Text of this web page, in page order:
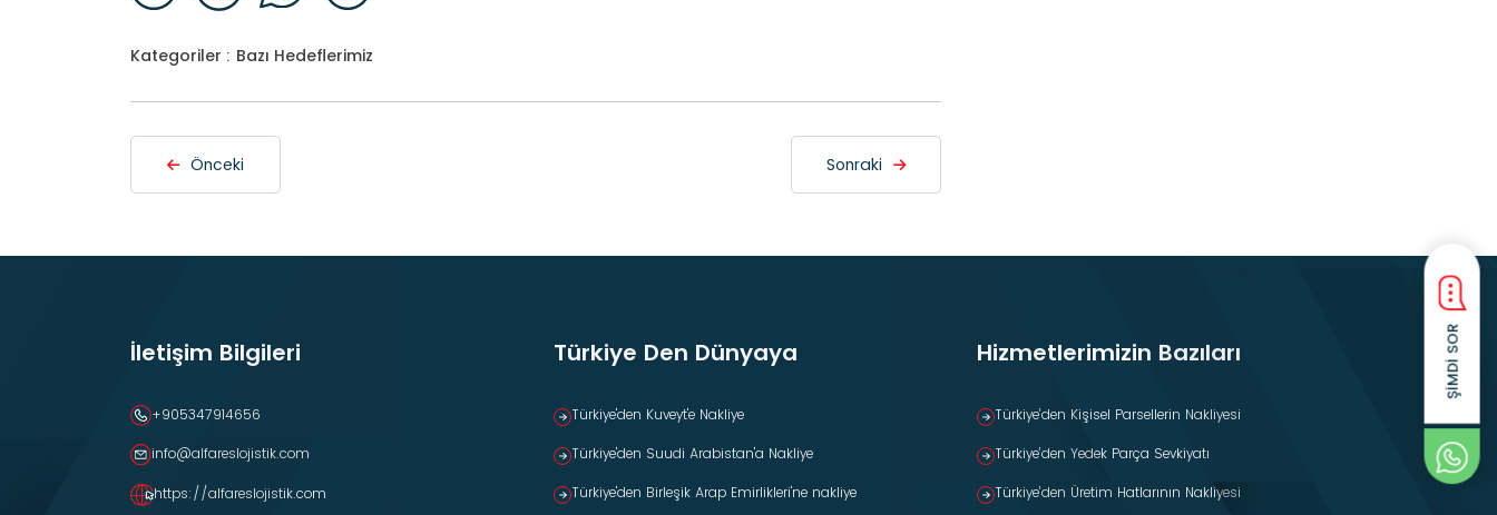
Kategoriler : Bazı Hedeflerimiz
Önceki Sonraki
İletişim Bilgileri
+905347914656
info@alfareslojistik.com
https://alfareslojistik.com
Türkiye Den Dünyaya
Türkiye'den Kuveyt'e Nakliye
Türkiye'den Suudi Arabistan'a Nakliye
Türkiye'den Birleşik Arap Emirlikleri'ne nakliye
Hizmetlerimizin Bazıları
Türkiye’den Kişisel Parsellerin Nakliyesi
Türkiye’den Yedek Parça Sevkiyatı
Türkiye’den Üretim Hatlarının Nakliyesi
ŞIMDI SOR